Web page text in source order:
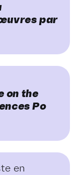
par
on the
Po
en